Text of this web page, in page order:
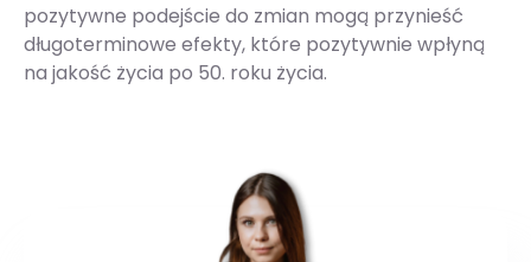
pozytywne podejście do zmian mogą przynieść
długoterminowe efekty, które pozytywnie wpłyną
na jakość życia po 50. roku życia.